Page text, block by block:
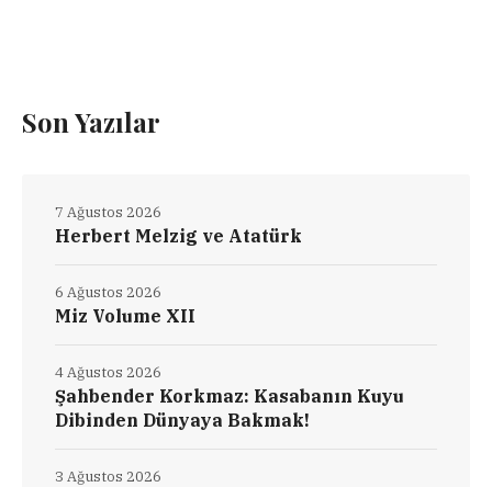
Son Yazılar
Herbert Melzig ve Atatürk
7 Ağustos 2026
Miz Volume XII
6 Ağustos 2026
Şahbender Korkmaz: Kasabanın Kuyu
Dibinden Dünyaya Bakmak!
4 Ağustos 2026
3 Ağustos 2026